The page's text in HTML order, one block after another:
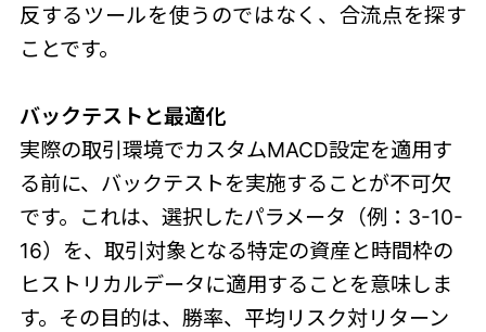
反するツールを使うのではなく、合流点を探す
ことです。
バックテストと最適化
実際の取引環境でカスタムMACD設定を適用す
る前に、バックテストを実施することが不可欠
です。これは、選択したパラメータ（例：3-10-
16）を、取引対象となる特定の資産と時間枠の
ヒストリカルデータに適用することを意味しま
す。その目的は、勝率、平均リスク対リターン